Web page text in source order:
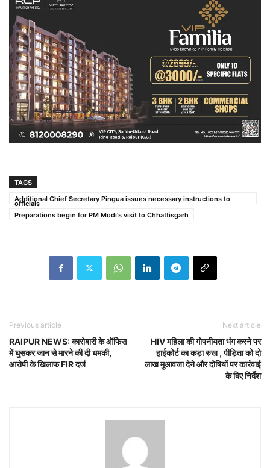
TAGS
Additional Chief Secretary Pingua issues necessary instructions to
officials
Preparations begin for PM Modi's visit to Chhattisgarh
Previous article
RAIPUR NEWS: कारोबारी के ऑफिस
में घुसकर जान से मारने की दी धमकी,
आरोपी के खिलाफ FIR दर्ज
Next article
HIV महिला की गोपनीयता भंग करने पर
हाईकोर्ट का कड़ा रुख , पीड़िता को दो
लाख मुआवजा देने और दोषियों पर कार्रवाई
के दिए निर्देश